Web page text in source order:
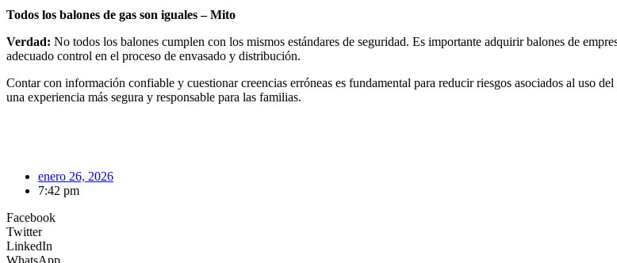
Todos los balones de gas son iguales – Mito
Verdad: No todos los balones cumplen con los mismos estándares de seguridad. Es importante adquirir balones de
adecuado control en el proceso de envasado y distribución.
Contar con información confiable y cuestionar creencias erróneas es fundamental para reducir riesgos asociados al uso
una experiencia más segura y responsable para las familias.
enero 26, 2026
7:42 pm
Facebook
Twitter
LinkedIn